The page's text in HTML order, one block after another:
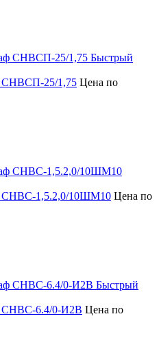
Быстрый
СНВСП-25/1,75 Цена по
СНВС-1,5.2,0/10ШМ10 Цена по
Быстрый
СНВС-6.4/0-И2В Цена по